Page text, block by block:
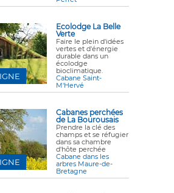
Ecolodge La Belle
Verte
Faire le plein d'idées
vertes et d'énergie
durable dans un
écolodge
bioclimatique.
Cabane Saint-
M'Hervé
Cabanes perchées
de La Bourousais
Prendre la clé des
champs et se réfugier
dans sa chambre
d'hôte perchée
Cabane dans les
arbres Maure-de-
Bretagne